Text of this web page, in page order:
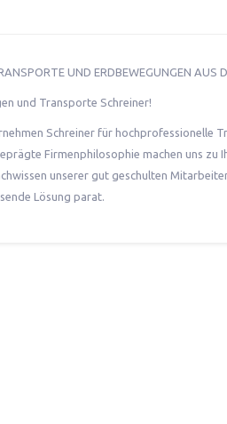
UND ERDBEWEGUNGEN AUS
und Transporte Schreiner!
Schreiner für hochprofessionelle
Firmenphilosophie machen uns zu
unserer gut geschulten
Lösung parat.